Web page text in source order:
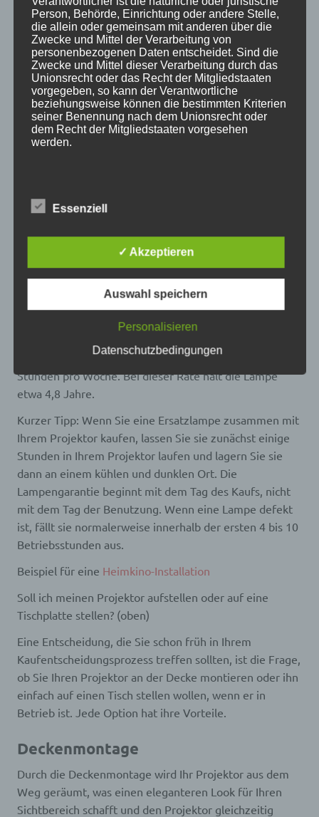
Die Lampen halten normalerweise zwischen 2000 und
Ersatzlampen kosten €200-$400.
Regelmäßige Filterreinigung und ordnungsgemäßer
Betrieb verbessern die Lebensdauer der Lampe. Tipps
zur Lampenlebensdauer finden Sie hier ”
besondere Veranstaltungen verwendet wird, läuft 8
Stunden pro Woche. Bei dieser Rate hält die Lampe
etwa 4,8 Jahre.
Kurzer Tipp: Wenn Sie eine Ersatzlampe zusammen mit
Ihrem Projektor kaufen, lassen Sie sie zunächst einige
Stunden in Ihrem Projektor laufen und lagern Sie sie
dann an einem kühlen und dunklen Ort. Die
Lampengarantie beginnt mit dem Tag des Kaufs, nicht
mit dem Tag der Benutzung. Wenn eine Lampe defekt
ist, fällt sie normalerweise innerhalb der ersten 4 bis 10
Betriebsstunden aus.
Beispiel für eine Heimkino-Installation
Soll ich meinen Projektor aufstellen oder auf eine
Tischplatte stellen? (oben)
Eine Entscheidung, die Sie schon früh in Ihrem
Kaufentscheidungsprozess treffen sollten, ist die Frage,
ob Sie Ihren Projektor an der Decke montieren oder ihn
einfach auf einen Tisch stellen wollen, wenn er in
Betrieb ist. Jede Option hat ihre Vorteile.
Deckenmontage
Durch die Deckenmontage wird Ihr Projektor aus dem
Weg geräumt, was einen eleganteren Look für Ihren
Sichtbereich schafft und den Projektor gleichzeitig
Person, Behörde, Einrichtung oder andere Stelle,
die allein oder gemeinsam mit anderen über die
Zwecke und Mittel der Verarbeitung von
personenbezogenen Daten entscheidet. Sind die
Zwecke und Mittel dieser Verarbeitung durch das
Unionsrecht oder das Recht der Mitgliedstaaten
vorgegeben, so kann der Verantwortliche
beziehungsweise können die bestimmten Kriterien
seiner Benennung nach dem Unionsrecht oder
dem Recht der Mitgliedstaaten vorgesehen
werden.
andere Stelle, die personenbezogene Daten im
Auftrag des Verantwortlichen verarbeitet.
Person, Behörde, Einrichtung oder andere Stelle,
unabhängig davon, ob es sich bei ihr um einen
Dritten handelt oder nicht. Behörden, die im
Rahmen eines bestimmten Untersuchungsauftrags
nach dem Unionsrecht oder dem Recht der
Mitgliedstaaten möglicherweise
personenbezogene Daten erhalten, gelten jedoch
nicht als Empfänger.
j) Dritter
Dritter ist eine natürliche oder juristische Person,
Behörde, Einrichtung oder andere Stelle außer der
Auftragsverarbeiter und den Personen, die unter
Verantwortlichen oder des Auftragsverarbeiters
befugt sind, die personenbezogenen Daten zu
verarbeiten.
k) Einwilligung
Einwilligung ist jede von der betroffenen Person
freiwillig für den bestimmten Fall in informierter
einer sonstigen eindeutigen bestätigenden
verstehen gibt, dass sie mit der Verarbeitung der
sie betreffenden personenbezogenen Daten
einverstanden ist.
Essenziell
✓ Akzeptieren
Auswahl speichern
Personalisieren
Datenschutzbedingungen